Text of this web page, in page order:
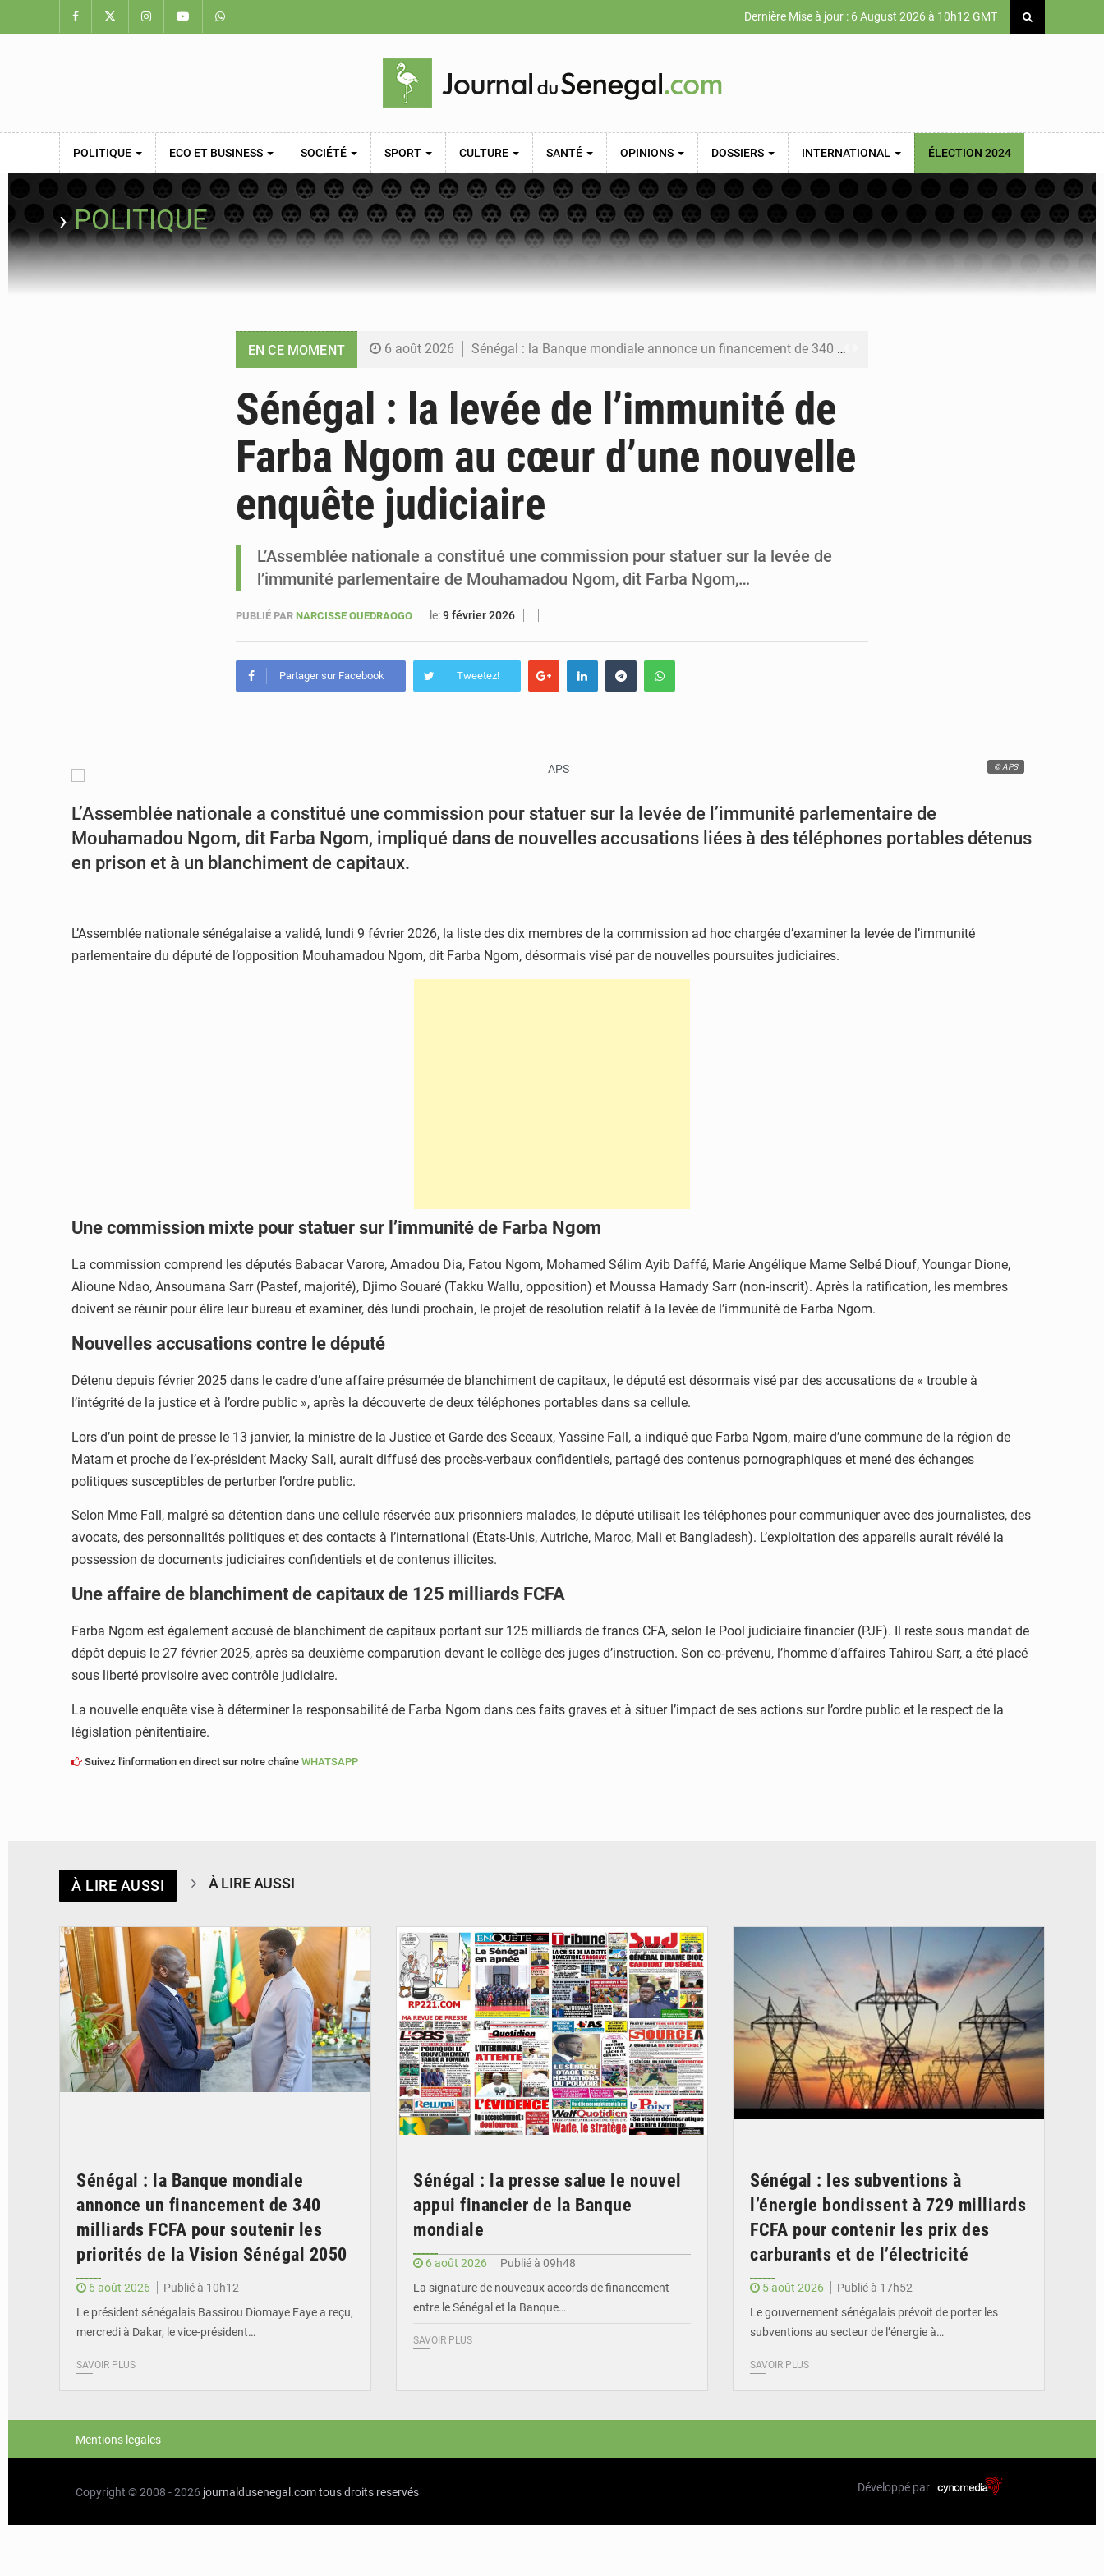
Dernière Mise à jour : 6 August 2026 à 10h12 GMT
POLITIQUE ECO ET BUSINESS SOCIÉTÉ SPORT CULTURE SANTÉ OPINIONS DOSSIERS INTERNATIONAL ÉLECTION 2024
›POLITIQUE
EN CE MOMENT 6 août 2026 Sénégal : la Banque mondiale annonce un financement de 340 milliards FCFA pour soutenir les priorités de la Vision Sénégal 2050
5 août 2026 Sénégal : les subventions à l’énergie bondissent à 729 milliards FCFA pour contenir les prix des carburants et de l’électricité
5 août 2026 Sénégal : le niveau du fleuve Sénégal poursuit sa montée à Podor, les autorités appellent à la vigilance
5 août 2026 Sénégal : Ousmane Diagne prêtera serment le 11 août comme président du Conseil constitutionnel
Sénégal : la levée de l’immunité de
Farba Ngom au cœur d’une nouvelle
enquête judiciaire
L’Assemblée nationale a constitué une commission pour statuer sur la levée de
l’immunité parlementaire de Mouhamadou Ngom, dit Farba Ngom,…
PUBLIÉ PAR NARCISSE OUEDRAOGO le:9 février 2026
Partager sur Facebook Tweetez!
© APS
L’Assemblée nationale a constitué une commission pour statuer sur la levée de l’immunité parlementaire de
Mouhamadou Ngom, dit Farba Ngom, impliqué dans de nouvelles accusations liées à des téléphones portables détenus
en prison et à un blanchiment de capitaux.
L’Assemblée nationale sénégalaise a validé, lundi 9 février 2026, la liste des dix membres de la commission ad hoc chargée d’examiner la levée de l’immunité
parlementaire du député de l’opposition Mouhamadou Ngom, dit Farba Ngom, désormais visé par de nouvelles poursuites judiciaires.
Une commission mixte pour statuer sur l’immunité de Farba Ngom
La commission comprend les députés Babacar Varore, Amadou Dia, Fatou Ngom, Mohamed Sélim Ayib Daffé, Marie Angélique Mame Selbé Diouf, Youngar Dione,
Alioune Ndao, Ansoumana Sarr (Pastef, majorité), Djimo Souaré (Takku Wallu, opposition) et Moussa Hamady Sarr (non-inscrit). Après la ratification, les membres
doivent se réunir pour élire leur bureau et examiner, dès lundi prochain, le projet de résolution relatif à la levée de l’immunité de Farba Ngom.
Nouvelles accusations contre le député
Détenu depuis février 2025 dans le cadre d’une affaire présumée de blanchiment de capitaux, le député est désormais visé par des accusations de « trouble à
l’intégrité de la justice et à l’ordre public », après la découverte de deux téléphones portables dans sa cellule.
Lors d’un point de presse le 13 janvier, la ministre de la Justice et Garde des Sceaux, Yassine Fall, a indiqué que Farba Ngom, maire d’une commune de la région de
Matam et proche de l’ex-président Macky Sall, aurait diffusé des procès-verbaux confidentiels, partagé des contenus pornographiques et mené des échanges
politiques susceptibles de perturber l’ordre public.
Selon Mme Fall, malgré sa détention dans une cellule réservée aux prisonniers malades, le député utilisait les téléphones pour communiquer avec des journalistes, des
avocats, des personnalités politiques et des contacts à l’international (États-Unis, Autriche, Maroc, Mali et Bangladesh). L’exploitation des appareils aurait révélé la
possession de documents judiciaires confidentiels et de contenus illicites.
Une affaire de blanchiment de capitaux de 125 milliards FCFA
Farba Ngom est également accusé de blanchiment de capitaux portant sur 125 milliards de francs CFA, selon le Pool judiciaire financier (PJF). Il reste sous mandat de
dépôt depuis le 27 février 2025, après sa deuxième comparution devant le collège des juges d’instruction. Son co‑prévenu, l’homme d’affaires Tahirou Sarr, a été placé
sous liberté provisoire avec contrôle judiciaire.
La nouvelle enquête vise à déterminer la responsabilité de Farba Ngom dans ces faits graves et à situer l’impact de ses actions sur l’ordre public et le respect de la
législation pénitentiaire.
Suivez l'information en direct sur notre chaîne WHATSAPP
À LIRE AUSSI À LIRE AUSSI
Sénégal : la Banque mondiale
annonce un financement de 340
milliards FCFA pour soutenir les
priorités de la Vision Sénégal 2050
6 août 2026
Publié à 10h12
Le président sénégalais Bassirou Diomaye Faye a reçu,
mercredi à Dakar, le vice-président…
SAVOIR PLUS
Sénégal : la presse salue le nouvel
appui financier de la Banque
mondiale
6 août 2026
Publié à 09h48
La signature de nouveaux accords de financement
entre le Sénégal et la Banque…
SAVOIR PLUS
Sénégal : les subventions à
l’énergie bondissent à 729 milliards
FCFA pour contenir les prix des
carburants et de l’électricité
5 août 2026
Publié à 17h52
Le gouvernement sénégalais prévoit de porter les
subventions au secteur de l’énergie à…
SAVOIR PLUS
Mentions legales
Copyright © 2008 - 2026 journaldusenegal.comtous droits reservés Développé par